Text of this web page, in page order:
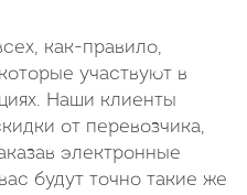
как-правило,
участвуют в
Наши клиенты
от перевозчика,
электронные
будут точно такие же